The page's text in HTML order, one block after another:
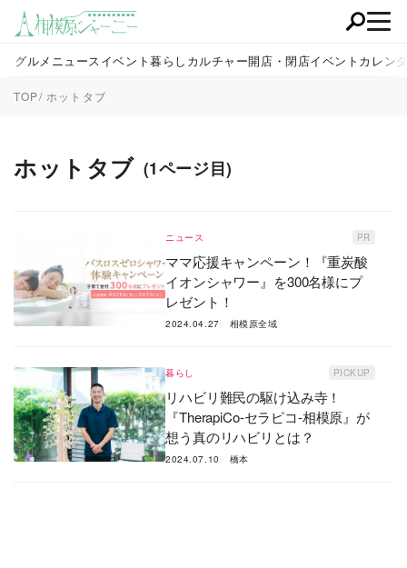
グルメ ニュース イベント暮らし カルチャー開店・閉店イベントカレン
TOP ホットタブ
ホットタブ (1ページ目)
ニュース PR
ママ応援キャンペーン！『重炭酸
イオンシャワー』を300名様にプ
レゼント！
2024.04.27 相模原全域
暮らし PICKUP
リハビリ難民の駆け込み寺！
『TherapiCo-セラピコ-相模原』が
想う真のリハビリとは？
2024.07.10 橋本